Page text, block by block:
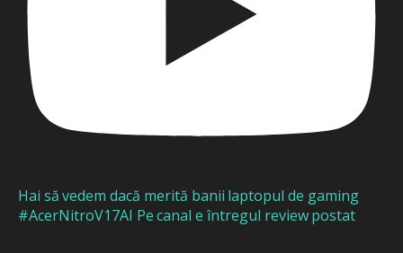
Hai să vedem dacă merită banii laptopul de gaming
#AcerNitroV17AI Pe canal e întregul review postat